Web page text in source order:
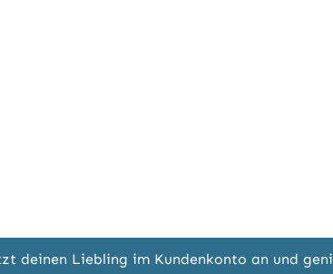
deinen Liebling im Kundenkonto an und